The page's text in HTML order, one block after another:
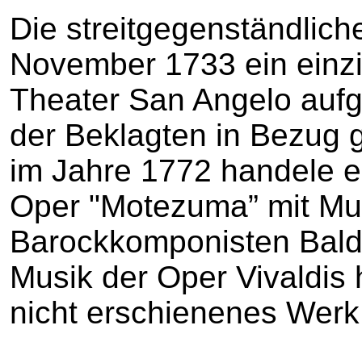
Die
November 1733 ein
Theater San Angelo
der Beklagten in Bezug
im Jahre 1772 handele
Oper "Motezuma” mit
Barockkomponisten
Musik der Oper
nicht erschienenes